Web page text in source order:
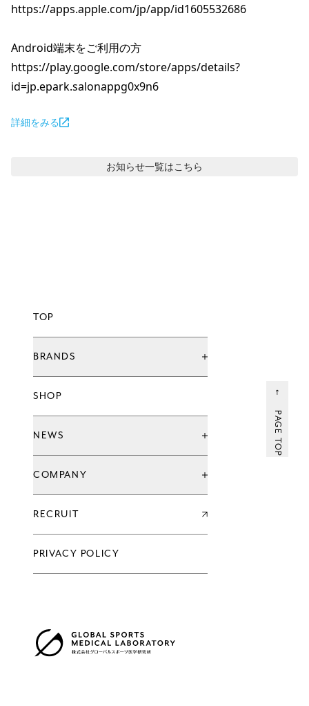
https://apps.apple.com/jp/app/id1605532686
Android端末をご利用の方
https://play.google.com/store/apps/details?
id=jp.epark.salonappg0x9n6
詳細をみる
お知らせ一覧はこちら
株式会社グローバルスポーツ医学研究所
TOP
BRANDS
ブランド一覧
グローバル治療院ブランド
てもみんブランド
ウェルネススタジオ
SHOP
NEWS
お知らせ
キャンペーン
新店情報
COMPANY
会社情報一覧
企業理念
代表メッセージ
沿革
RECRUIT
PRIVACY POLICY
PAGE TOP